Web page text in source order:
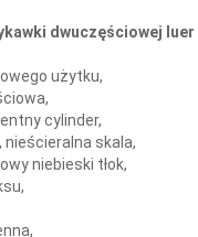
dwuczęściowej luer
użytku,
cylinder,
nieścieralna skala,
niebieski tłok,